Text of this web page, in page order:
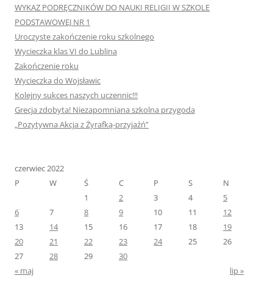
WYKAZ PODRĘCZNIKÓW DO NAUKI RELIGII W SZKOLE
PODSTAWOWEJ NR 1
Uroczyste zakończenie roku szkolnego
Wycieczka klas VI do Lublina
Zakończenie roku
Wycieczka do Wojsławic
Kolejny sukces naszych uczennic!!!
Grecja zdobyta! Niezapomniana szkolna przygoda
„Pozytywna Akcja z Żyrafką-przyjaźń”
czerwiec 2022
P
W Ś C P S
N
1
2 3 4
5
6
7 8 9 10 11
12
13
14 15 16 17 18
19
20
21 22 23 24 25
26
27
28 29
30
« maj
lip »